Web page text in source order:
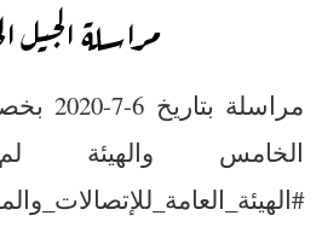
مراسلة الجيل
مراسلة
الخامس